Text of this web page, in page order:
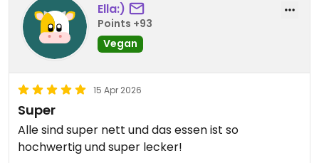
Ella:)
Points +93
Vegan
15 Apr 2026
Super
Alle sind super nett und das essen ist so
hochwertig und super lecker!